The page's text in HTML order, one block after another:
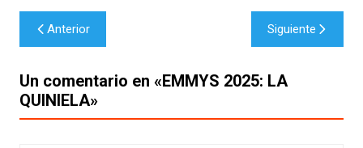
Navegación
de
entradas
Anterior Siguiente
Un comentario en «EMMYS 2025: LA
QUINIELA»